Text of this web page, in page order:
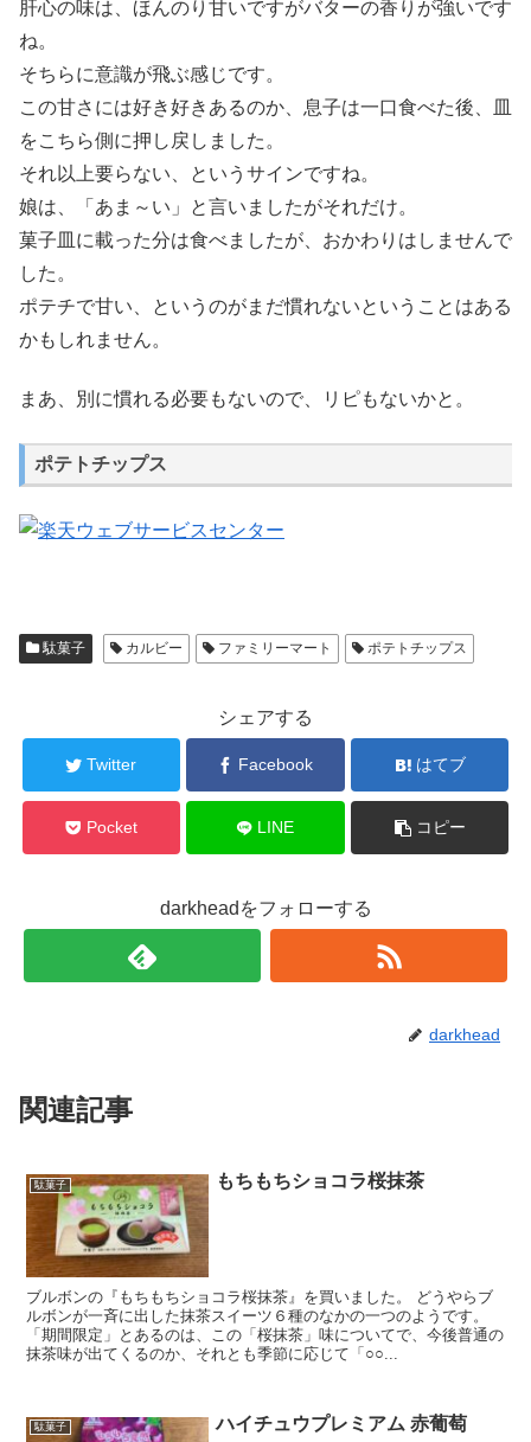
肝心の味は、ほんのり甘いですがバターの香りが強いです
ね。
そちらに意識が飛ぶ感じです。
この甘さには好き好きあるのか、息子は一口食べた後、皿
をこちら側に押し戻しました。
それ以上要らない、というサインですね。
娘は、「あま～い」と言いましたがそれだけ。
菓子皿に載った分は食べましたが、おかわりはしませんで
した。
ポテチで甘い、というのがまだ慣れないということはある
かもしれません。
まあ、別に慣れる必要もないので、リピもないかと。
ポテトチップス
駄菓子 カルビー ファミリーマート ポテトチップス
シェアする
Twitter Facebook はてブ
Pocket LINE コピー
darkheadをフォローする
darkhead
関連記事
駄菓子 もちもちショコラ桜抹茶
ブルボンの『もちもちショコラ桜抹茶』を買いました。 どうやらブ
ルボンが一斉に出した抹茶スイーツ６種のなかの一つのようです。
「期間限定」とあるのは、この「桜抹茶」味についてで、今後普通の
抹茶味が出てくるのか、それとも季節に応じて「○○...
駄菓子 ハイチュウプレミアム 赤葡萄